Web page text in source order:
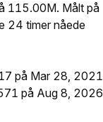
115.00M. Målt på
24 timer nåede
på Mar 28, 2021
på Aug 8, 2026